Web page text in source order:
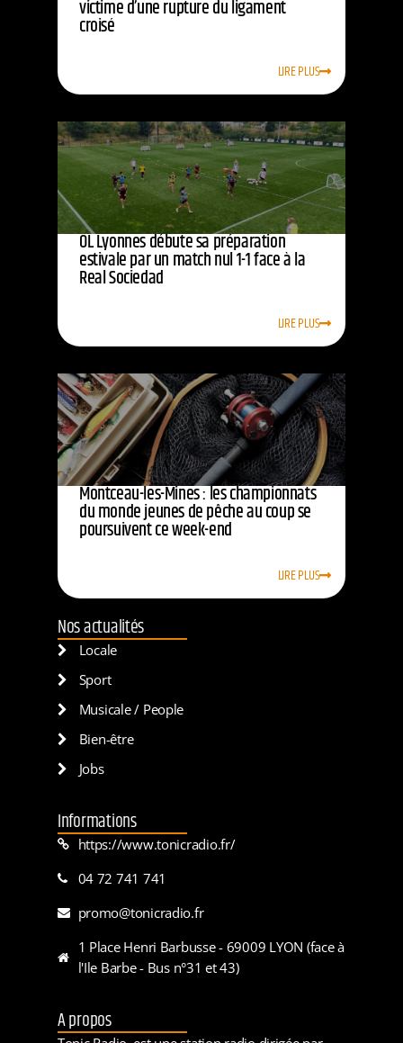
victime d’une rupture du ligament
croisé
LIRE PLUS
OL Lyonnes débute sa préparation
estivale par un match nul 1-1 face à la
Real Sociedad
LIRE PLUS
Montceau-les-Mines : les championnats
du monde jeunes de pêche au coup se
poursuivent ce week-end
LIRE PLUS
Nos actualités
Locale
Sport
Musicale / People
Bien-être
Jobs
Informations
https://www.tonicradio.fr/
04 72 741 741
promo@tonicradio.fr
1 Place Henri Barbusse - 69009 LYON (face à
l'Ile Barbe - Bus n°31 et 43)
A propos